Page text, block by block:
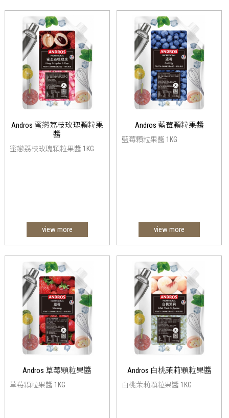
Andros 蜜戀荔枝玫瑰顆粒果
醬
蜜戀荔枝玫瑰顆粒果醬 1KG
view more
Andros 藍莓顆粒果醬
藍莓顆粒果醬 1KG
view more
Andros 草莓顆粒果醬
草莓顆粒果醬 1KG
Andros 白桃茉莉顆粒果醬
白桃茉莉顆粒果醬 1KG